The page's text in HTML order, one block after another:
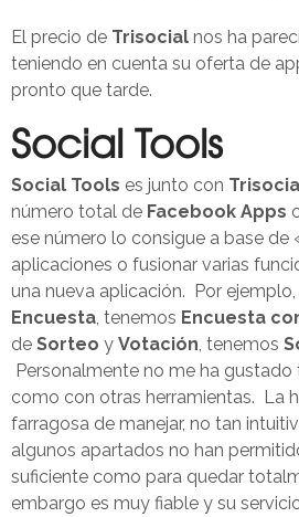
El precio de Trisocial nos ha
teniendo en cuenta su oferta de
pronto que tarde.
Social Tools
Social Tools es junto con
número total de Facebook Apps
ese número lo consigue a base de
aplicaciones o fusionar varias
una nueva aplicación. Por
Encuesta , tenemos Encuesta
de Sorteo y Votación , tenemos
Personalmente no me ha
como con otras herramientas. La
farragosa de manejar, no tan
algunos apartados no han
suficiente como para quedar
embargo es muy fiable y su